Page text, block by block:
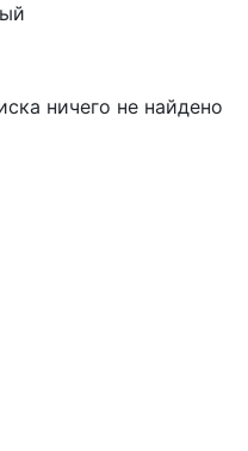
ничего не найдено